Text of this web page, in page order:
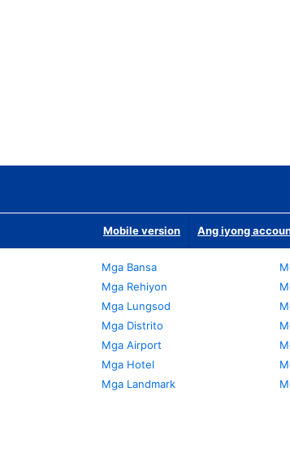
Mobile version Ang iyong
Mga Bansa
Mga Rehiyon
Mga Lungsod
Mga Distrito
Mga Airport
Mga Hotel
Mga Landmark